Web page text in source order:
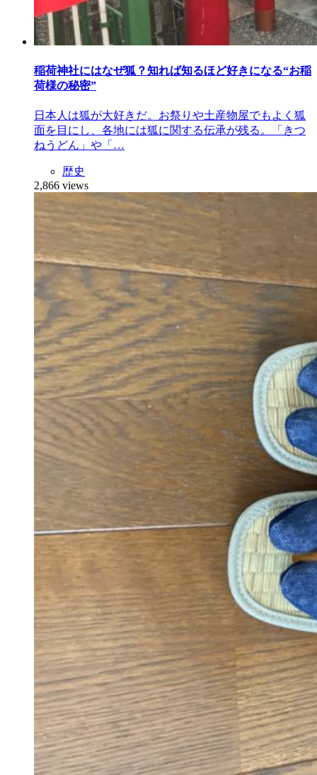
稲荷神社にはなぜ狐？知れば知るほど好きになる“お稲
荷様の秘密”
日本人は狐が大好きだ。お祭りや土産物屋でもよく狐
面を目にし、各地には狐に関する伝承が残る。「きつ
ねうどん」や「…
歴史
2,866 views